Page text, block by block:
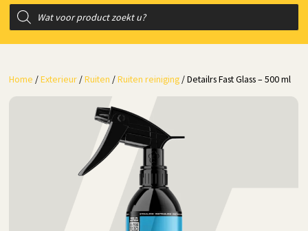
Producten
zoeken
Home /Exterieur /Ruiten /Ruiten reiniging / Detailrs Fast Glass – 500 ml